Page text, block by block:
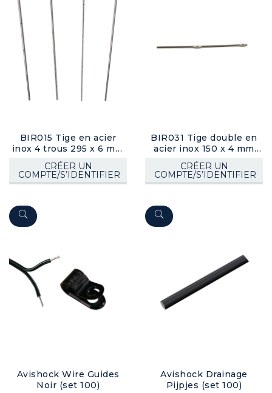
BIR015 Tige en acier
inox 4 trous 295 x 6 mm
(set 10)
CRÉER UN
COMPTE/S’IDENTIFIER
BIR031 Tige double en
acier inox 150 x 4 mm
(set 100)
CRÉER UN
COMPTE/S’IDENTIFIER
Avishock Wire Guides
Noir (set 100)
Avishock Drainage
Pijpjes (set 100)